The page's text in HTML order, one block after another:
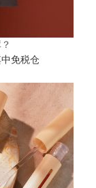
免税仓